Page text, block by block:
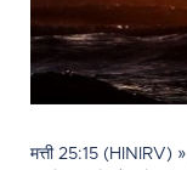
मत्ती 25:15 (HINIRV) »